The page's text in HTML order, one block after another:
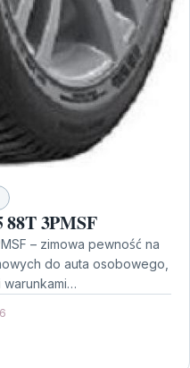
88T 3PMSF
– zimowa pewność na
do auta osobowego,